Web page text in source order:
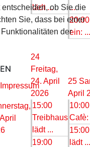
lädt ...
...
ein: ...
24
Freitag,
24. April
2026
15:00
Treibhaus
lädt ...
19:00
25
April
Cafè:
lädt ...
ob Sie die
Sie, dass bei einer
der
Impressum